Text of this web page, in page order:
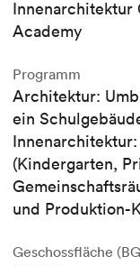
Innenarchitektur
Academy
Programm
Architektur:
ein
(Kindergarten,
und Produktion-
Geschossfläche